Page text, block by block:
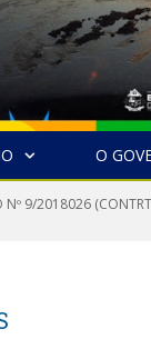
O
Nº 9/2018026